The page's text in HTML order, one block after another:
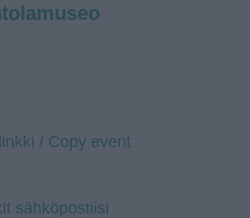
/ Copy event
sähköpostiisi